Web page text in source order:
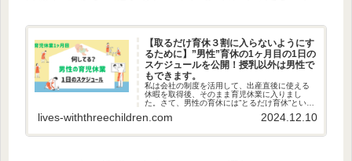
【取るだけ育休３割に入らないようにす
るために】”男性”育休の1ヶ月目の1日の
スケジュールを公開！授乳以外は男性で
もできます。
私は会社の制度を活用して、出産直後に使える
休暇を取得後、そのまま育児休業に入りまし
た。さて、男性の育休には”とるだけ育休”という
送っていたかを記録致します。 最初の1ヶ月目
lives-withthreechildren.com 2024.12.10